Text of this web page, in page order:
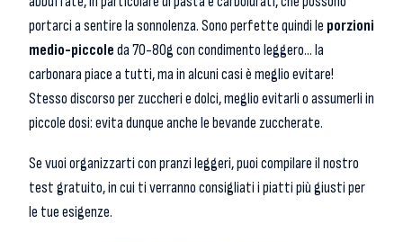
portarci a sentire la sonnolenza. Sono perfette quindi le porzioni
medio-piccoleda 70-80g con condimento leggero… la
carbonara piace a tutti, ma in alcuni casi è meglio evitare!
Stesso discorso per zuccheri e dolci, meglio evitarli o assumerli in
piccole dosi: evita dunque anche le bevande zuccherate.
Se vuoi organizzarti con pranzi leggeri, puoi compilare il nostro
test gratuito, in cui ti verranno consigliati i piatti più giusti per
le tue esigenze.